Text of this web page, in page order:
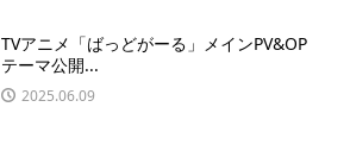
TVアニメ「ばっどがーる」メインPV&OP
テーマ公開...
2025.06.09